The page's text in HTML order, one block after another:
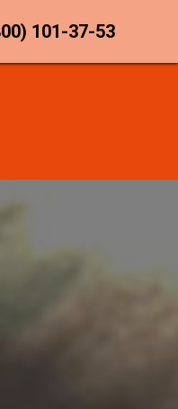
101-37-53